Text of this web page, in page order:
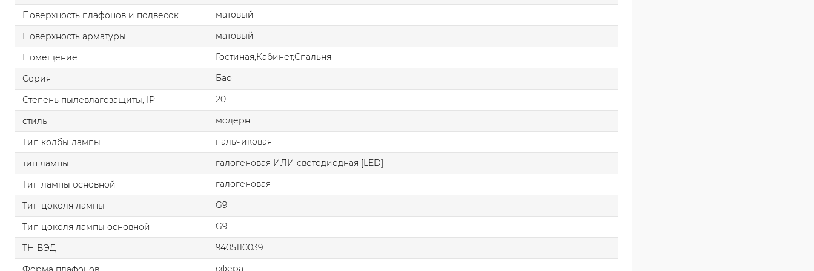
Поверхность плафонов и подвесок
матовый
Поверхность арматуры
матовый
Помещение
Гостиная,Кабинет,Спальня
Серия
Бао
Степень пылевлагозащиты, IP
20
стиль
модерн
Тип колбы лампы
пальчиковая
тип лампы
галогеновая ИЛИ светодиодная [LED]
Тип лампы основной
галогеновая
Тип цоколя лампы
G9
Тип цоколя лампы основной
G9
ТН ВЭД
9405110039
сфера